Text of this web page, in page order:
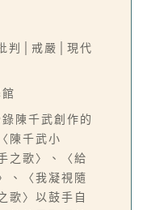
判│戒嚴│現代
陳千武創作的
陳千武小
之歌〉、〈給
、〈我凝視隨
歌〉以鼓手自